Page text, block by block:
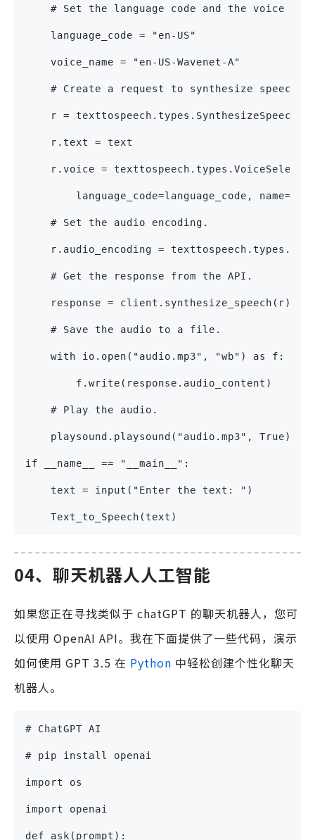
# Set the language code and the voice
    language_code = "en-US"
    voice_name = "en-US-Wavenet-A"
    # Create a request to synthesize speech.
r =
    r.text = text
r.voice =
language_code=language_code,
    # Set the audio encoding.
r.audio_encoding =
    # Get the response from the API.
    response = client.synthesize_speech(r)
    # Save the audio to a file.
    with io.open("audio.mp3", "wb") as f:
        f.write(response.audio_content)
    # Play the audio.
    playsound.playsound("audio.mp3", True)
if __name__ == "__main__":
    text = input("Enter the text: ")
    Text_to_Speech(text)
04、聊天机器人人工智能
如果您正在寻找类似于 chatGPT 的聊天机器人，您可
以使用 OpenAI API。我在下面提供了一些代码，演示
如何使用 GPT 3.5 在 Python 中轻松创建个性化聊天
机器人。
# ChatGPT AI
# pip install openai
import os
import openai
def ask(prompt):